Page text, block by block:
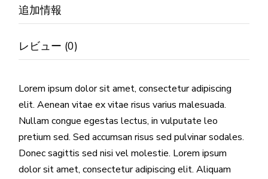
追加情報
レビュー (0)
Lorem ipsum dolor sit amet, consectetur adipiscing
elit. Aenean vitae ex vitae risus varius malesuada.
Nullam congue egestas lectus, in vulputate leo
pretium sed. Sed accumsan risus sed pulvinar sodales.
Donec sagittis sed nisi vel molestie. Lorem ipsum
dolor sit amet, consectetur adipiscing elit. Aliquam